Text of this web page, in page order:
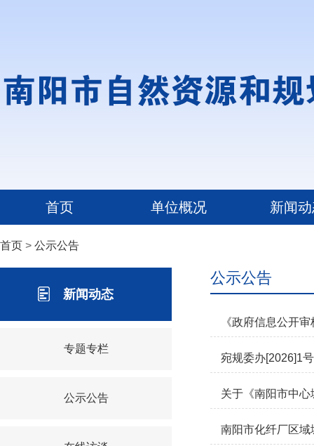
首页 单位概况 新闻
首页 > 公示公告
新闻动态
专题专栏
公示公告
公示公告
《政府信息公开
宛规委办[2026]1
关于《南阳市中
南阳市化纤厂区